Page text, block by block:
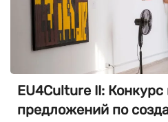
EU4Culture II:
предложений по